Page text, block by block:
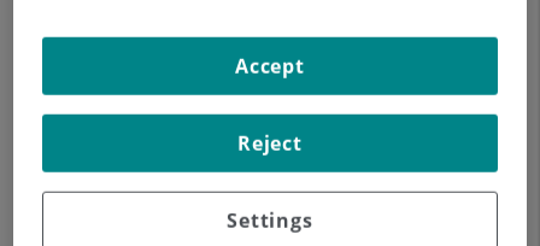
mundo,tan sólo por detrás de la catarata, aunque se
primera causa de ceguera irreversible
que la catarata tiene solución quirúrgica.
Settings
Reject
Accept